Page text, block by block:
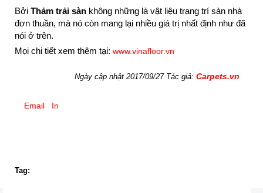
Bởi Thảm trải sàn không những là vật liệu trang trí sàn nhà
đơn thuần, mà nó còn mang lại nhiều giá trị nhất định như đã
nói ở trên.
Mọi chi tiết xem thêm tại: www.vinafloor.vn
Ngày cập nhật 2017/09/27 Tác giả: Carpets.vn
Email In
Tag: